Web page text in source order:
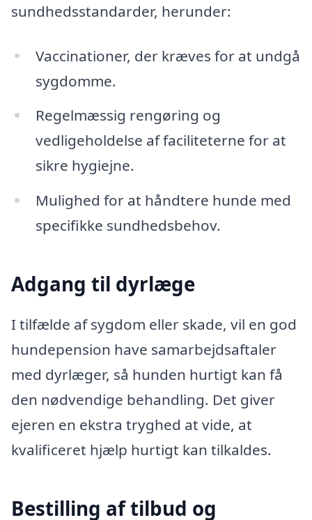
sundhedsstandarder, herunder:
Vaccinationer, der kræves for at undgå
sygdomme.
Regelmæssig rengøring og
vedligeholdelse af faciliteterne for at
sikre hygiejne.
Mulighed for at håndtere hunde med
specifikke sundhedsbehov.
Adgang til dyrlæge
I tilfælde af sygdom eller skade, vil en god
hundepension have samarbejdsaftaler
med dyrlæger, så hunden hurtigt kan få
den nødvendige behandling. Det giver
ejeren en ekstra tryghed at vide, at
kvalificeret hjælp hurtigt kan tilkaldes.
Bestilling af tilbud og